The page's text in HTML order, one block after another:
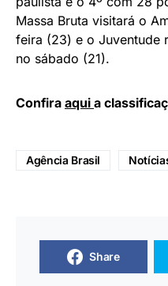
Massa Bruta visitará o
feira (23) e o Juventude
no sábado (21).
Confira aqui a
Agência Brasil
Share